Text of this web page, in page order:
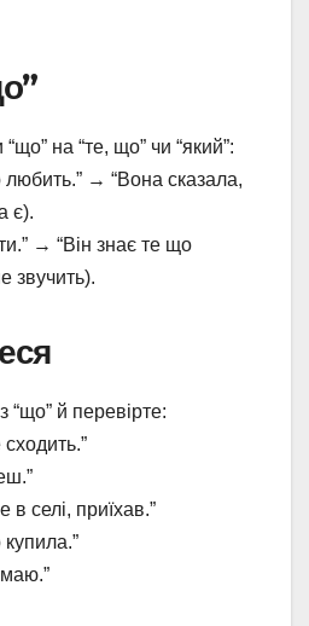
на “те, що” чи “який”:
→ “Вона сказала,
є).
→ “Він знає те що
звучить).
“що” й перевірте:
селі, приїхав.”